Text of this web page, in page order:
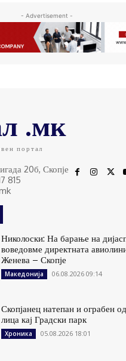
- Advertisement -
.мк
портал
20б, Скопје
815
Николоски: На барање на
воведовме директната
Женева – Скопје
Македонија 06.08.2026 09:14
Скопјанец натепан и ограбен
лица кај Градски парк
Хроника 05.08.2026 18:01